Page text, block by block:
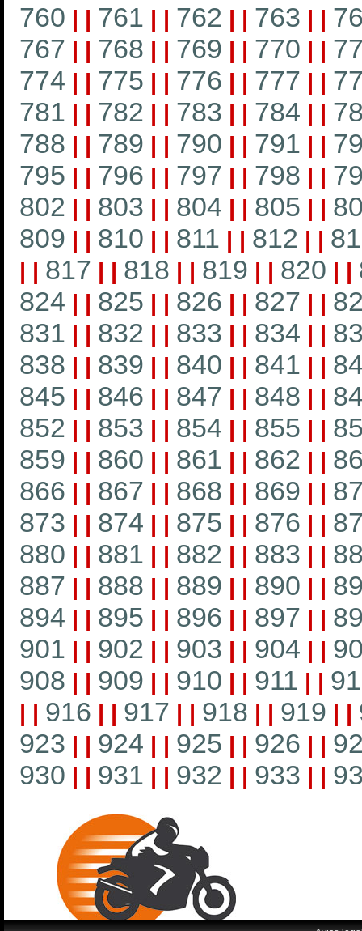
760 | | 761 | | 762 | | 763 | |
767 | | 768 | | 769 | | 770 | |
774 | | 775 | | 776 | | 777 | |
781 | | 782 | | 783 | | 784 | |
788 | | 789 | | 790 | | 791 | |
795 | | 796 | | 797 | | 798 | |
802 | | 803 | | 804 | | 805 | |
809 | | 810 | | 811 | | 812 | |
| | 817 | | 818 | | 819 | | 820 | |
824 | | 825 | | 826 | | 827 | |
831 | | 832 | | 833 | | 834 | |
838 | | 839 | | 840 | | 841 | |
845 | | 846 | | 847 | | 848 | |
852 | | 853 | | 854 | | 855 | |
859 | | 860 | | 861 | | 862 | |
866 | | 867 | | 868 | | 869 | |
873 | | 874 | | 875 | | 876 | |
880 | | 881 | | 882 | | 883 | |
887 | | 888 | | 889 | | 890 | |
894 | | 895 | | 896 | | 897 | |
901 | | 902 | | 903 | | 904 | |
908 | | 909 | | 910 | | 911 | |
| | 916 | | 917 | | 918 | | 919 | |
923 | | 924 | | 925 | | 926 | |
930 | | 931 | | 932 | | 933 | |